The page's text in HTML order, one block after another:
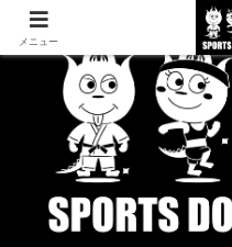
メニュー